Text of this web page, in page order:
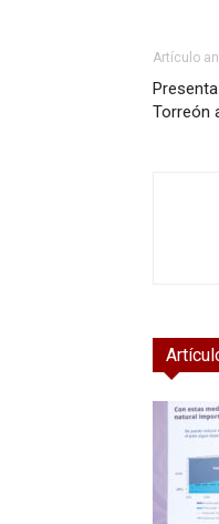
Artículo
Torreón